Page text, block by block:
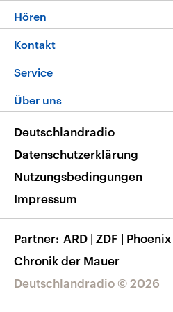
Programm
Die Nachrichten
Nachrichtenleicht
Neue Beiträge auf dlf.de
Hören
Livestream
Podcasts
Deutschlandfunk App
Nachrichten App
Frequenzen
Kontakt
Hörerservice
Service
FAQ
Veranstaltungen
Musikliste
RSS
Über uns
Barrierefreiheit
Deutschlandradio © 2026
Deutschlandradio
Datenschutzerklärung
Nutzungsbedingungen
Impressum
Partner ARD | ZDF | Phoenix
Chronik der Mauer